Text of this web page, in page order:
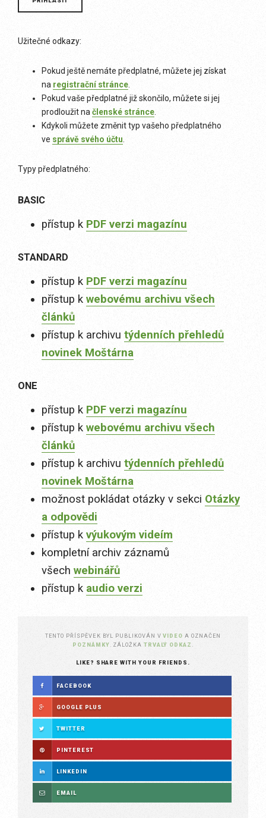
Užitečné odkazy:
Pokud ještě nemáte předplatné, můžete jej získat
na registrační stránce.
Pokud vaše předplatné již skončilo, můžete si jej
prodloužit načlenské stránce.
Kdykoli můžete změnit typ vašeho předplatného
ve správě svého účtu.
Typy předplatného:
BASIC
přístup k PDF verzi magazínu
STANDARD
přístup k PDF verzi magazínu
přístup k webovému archivu všech
článků
přístup k archivu týdenních přehledů
novinek Moštárna
ONE
přístup k PDF verzi magazínu
přístup k webovému archivu všech
článků
přístup k archivu týdenních přehledů
novinek Moštárna
možnost pokládat otázky v sekci Otázky
a odpovědi
přístup k výukovým videím
kompletní archiv záznamů
všech webinářů
přístup k audio verzi
TENTO PŘÍSPĚVEK BYL PUBLIKOVÁN VVIDEO A OZNAČEN
POZNÁMKY. ZÁLOŽKA TRVALÝ ODKAZ.
LIKE? SHARE WITH YOUR FRIENDS.
FACEBOOK
GOOGLE PLUS
TWITTER
PINTEREST
LINKEDIN
EMAIL